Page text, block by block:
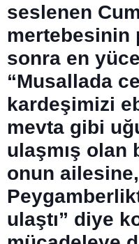
seslenen
mertebesinin
sonra en
“Musallada
kardeşimizi
mevta gibi
ulaşmış olan
onun
ulaştı” diye